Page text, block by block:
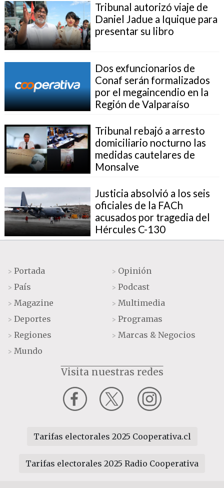
Tribunal autorizó viaje de
Daniel Jadue a Iquique para
presentar su libro
Dos exfuncionarios de
Conaf serán formalizados
por el megaincendio en la
Región de Valparaíso
Tribunal rebajó a arresto
domiciliario nocturno las
medidas cautelares de
Monsalve
Justicia absolvió a los seis
oficiales de la FACh
acusados por tragedia del
Hércules C-130
> Portada
> País
> Magazine
> Deportes
> Regiones
> Mundo
> Opinión
> Podcast
> Multimedia
> Programas
> Marcas & Negocios
Visita nuestras redes
Tarifas electorales 2025 Cooperativa.cl
Tarifas electorales 2025 Radio Cooperativa